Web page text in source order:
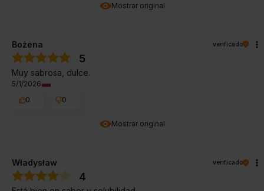
Mostrar original
Mostrar original
Bożena verificado
5
Muy sabrosa, dulce.
5/1/2026
0
0
Władysław verificado
4